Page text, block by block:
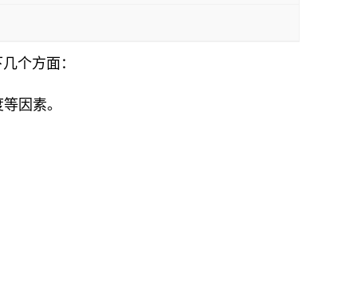
个方面：
因素。